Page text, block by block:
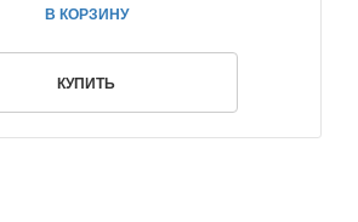
В КОРЗИНУ
КУПИТЬ